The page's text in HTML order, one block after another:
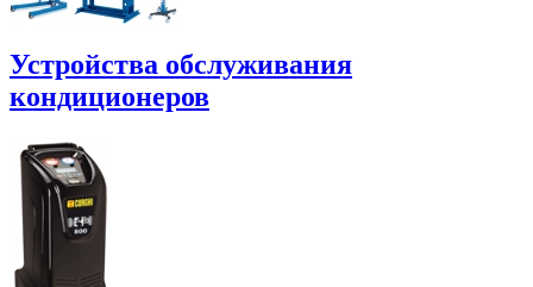
Устройства обслуживания
кондиционеров